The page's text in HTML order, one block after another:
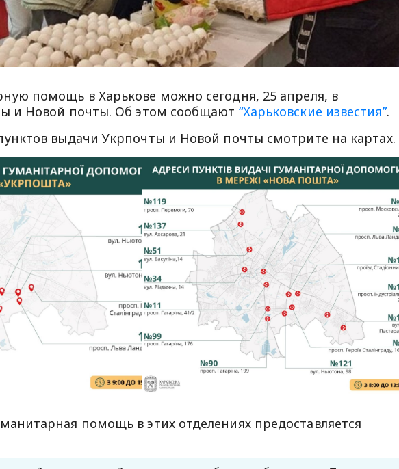
помощь в Харькове можно сегодня, 25 апреля, в
и Новой почты. Об этом сообщают “Харьковские известия”.
выдачи Укрпочты и Новой почты смотрите на картах.
помощь в этих отделениях предоставляется